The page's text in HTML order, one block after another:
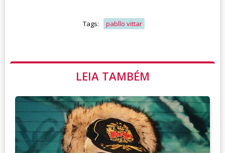
Tags: pabllo vittar
LEIA TAMBÉM